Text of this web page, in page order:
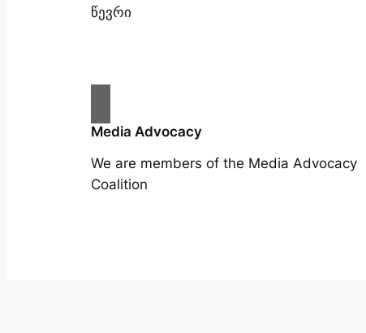
წევრი
Media Advocacy
We are members of the Media Advocacy
Coalition